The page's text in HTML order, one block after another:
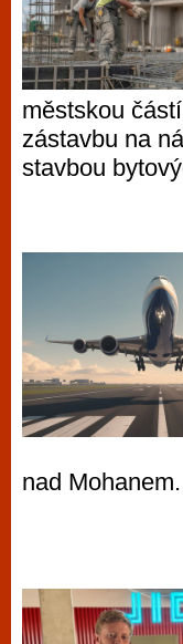
městskou
zástavbu na
stavbou
nad Mohanem.